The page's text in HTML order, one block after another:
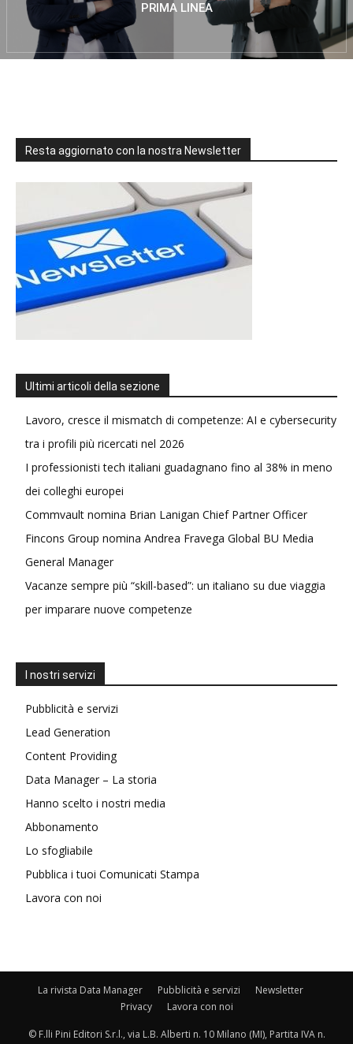
PRIMA LINEA
Resta aggiornato con la nostra Newsletter
Ultimi articoli della sezione
Lavoro, cresce il mismatch di competenze: AI e cybersecurity
tra i profili più ricercati nel 2026
I professionisti tech italiani guadagnano fino al 38% in meno
dei colleghi europei
Commvault nomina Brian Lanigan Chief Partner Officer
Fincons Group nomina Andrea Fravega Global BU Media
General Manager
Vacanze sempre più “skill-based”: un italiano su due viaggia
per imparare nuove competenze
I nostri servizi
Pubblicità e servizi
Lead Generation
Content Providing
Data Manager – La storia
Hanno scelto i nostri media
Abbonamento
Lo sfogliabile
Pubblica i tuoi Comunicati Stampa
Lavora con noi
La rivista Data Manager Pubblicità e servizi
Newsletter
Privacy
Lavora con noi
© F.lli Pini Editori S.r.l., via L.B. Alberti n. 10 Milano (MI), Partita IVA n.